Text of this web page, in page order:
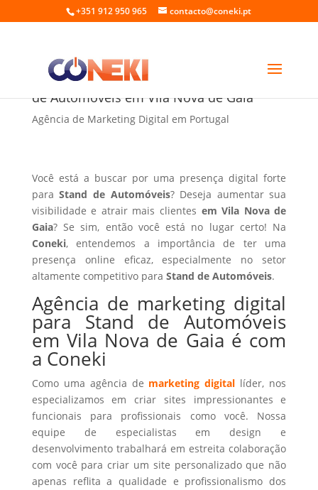
+351 912 950 965 contacto@coneki.pt
Agência de marketing digital para Stand
de Automóveis em Vila Nova de Gaia
Agência de Marketing Digital em Portugal
Você está a buscar por uma presença digital forte
paraStand de Automóveis? Deseja aumentar sua
visibilidade e atrair mais clientes em Vila Nova de
Gaia? Se sim, então você está no lugar certo! Na
Coneki, entendemos a importância de ter uma
presença online eficaz, especialmente no setor
altamente competitivo para Stand de Automóveis.
Agência de marketing digital
para Stand de Automóveis
em Vila Nova de Gaia é com
a Coneki
Como uma agência de marketing digital líder, nos
especializamos em criar sites impressionantes e
funcionais para profissionais como você. Nossa
equipe de especialistas em design e
desenvolvimento trabalhará em estreita colaboração
com você para criar um site personalizado que não
apenas reflita a qualidade e profissionalismo dos